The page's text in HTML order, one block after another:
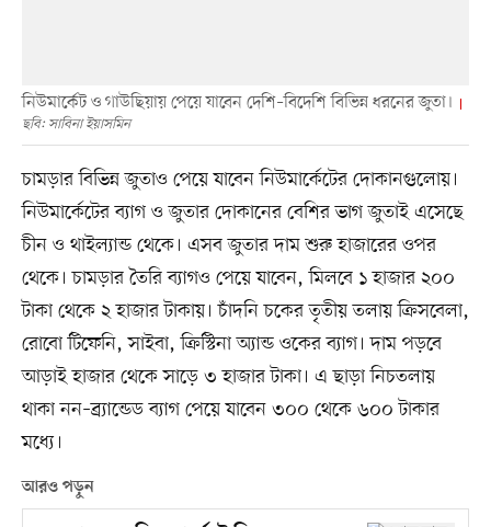
নিউমার্কেট ও গাউছিয়ায় পেয়ে যাবেন দেশি–বিদেশি বিভিন্ন ধরনের জুতা।
ছবি: সাবিনা ইয়াসমিন
চামড়ার বিভিন্ন জুতাও পেয়ে যাবেন নিউমার্কেটের দোকানগুলোয়।
নিউমার্কেটের ব্যাগ ও জুতার দোকানের বেশির ভাগ জুতাই এসেছে
চীন ও থাইল্যান্ড থেকে। এসব জুতার দাম শুরু হাজারের ওপর
থেকে। চামড়ার তৈরি ব্যাগও পেয়ে যাবেন, মিলবে ১ হাজার ২০০
টাকা থেকে ২ হাজার টাকায়। চাঁদনি চকের তৃতীয় তলায় ক্রিসবেলা,
রোবো টিফেনি, সাইবা, ক্রিস্টিনা অ্যান্ড ওকের ব্যাগ। দাম পড়বে
আড়াই হাজার থেকে সাড়ে ৩ হাজার টাকা। এ ছাড়া নিচতলায়
থাকা নন–ব্র্যান্ডেড ব্যাগ পেয়ে যাবেন ৩০০ থেকে ৬০০ টাকার
মধ্যে।
আরও পড়ুন